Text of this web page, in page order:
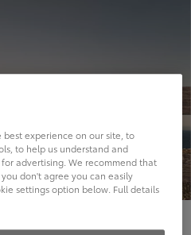
best experience on our site, to
to help us understand and
advertising. We recommend that
don't agree you can easily
settings option below. Full details